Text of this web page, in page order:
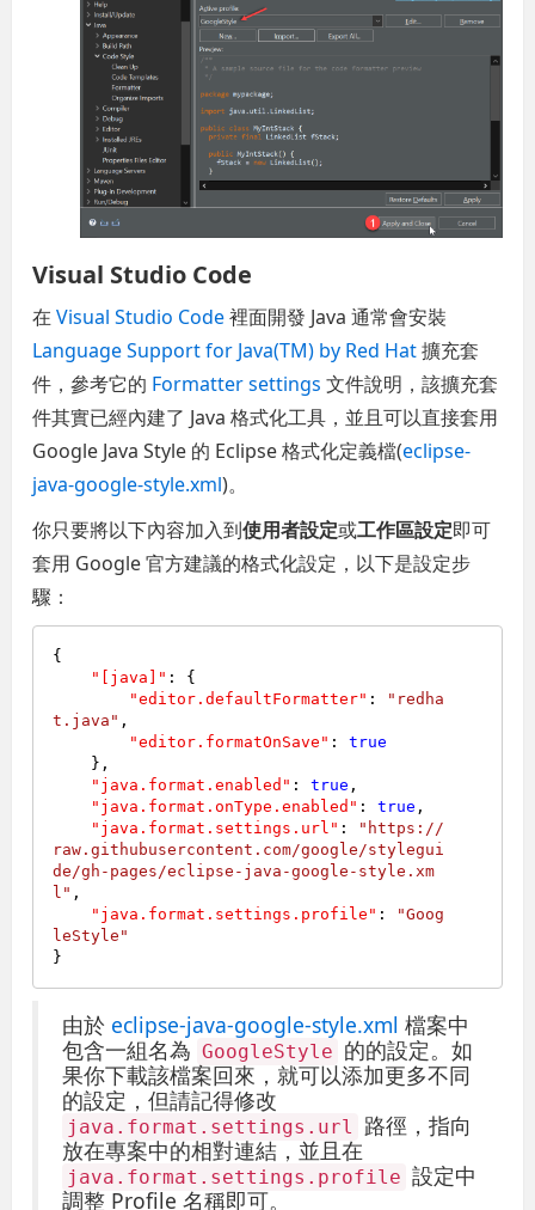
Visual Studio Code
在Visual Studio Code裡面開發 Java 通常會安裝
Language Support for Java(TM) by Red Hat擴充套
件，參考它的 Formatter settings 文件說明，該擴充套
件其實已經內建了 Java 格式化工具，並且可以直接套用
Google Java Style 的 Eclipse 格式化定義檔(eclipse-
java-google-style.xml)。
你只要將以下內容加入到使用者設定或工作區設定即可
套用 Google 官方建議的格式化設定，以下是設定步
驟：
{
"[java]" :
{
"editor.defaultFormatter" :
"redha
t.java" ,
"editor.formatOnSave" :
true
} ,
"java.format.enabled" : true ,
"java.format.onType.enabled" : true ,
"java.format.settings.url" :
"https://
raw.githubusercontent.com/google/stylegui
de/gh-pages/eclipse-java-google-style.xm
l" ,
"java.format.settings.profile" :
"Goog
leStyle"
}
由於 eclipse-java-google-style.xml 檔案中
包含一組名為 GoogleStyle 的的設定。如
果你下載該檔案回來，就可以添加更多不同
的設定，但請記得修改
java.format.settings.url
路徑，指向
放在專案中的相對連結，並且在
java.format.settings.profile 設定中
調整 Profile 名稱即可。